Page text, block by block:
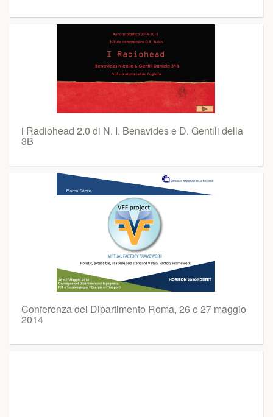
i Radiohead 2.0 di N. I. Benavides e D. Gentili della
3B
Conferenza del Dipartimento Roma, 26 e 27 maggio
2014